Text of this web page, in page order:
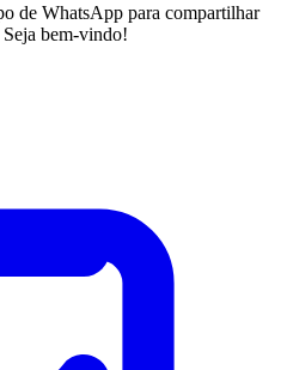
de WhatsApp para compartilhar
bem-vindo!